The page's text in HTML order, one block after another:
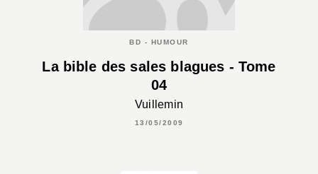
BD - HUMOUR
La bible des sales blagues - Tome
04
Vuillemin
13/05/2009